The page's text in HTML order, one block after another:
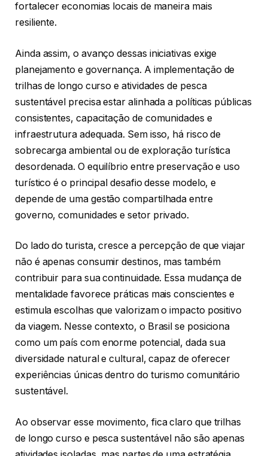
fortalecer economias locais de maneira mais
resiliente.
Ainda assim, o avanço dessas iniciativas exige
planejamento e governança. A implementação de
trilhas de longo curso e atividades de pesca
sustentável precisa estar alinhada a políticas públicas
consistentes, capacitação de comunidades e
infraestrutura adequada. Sem isso, há risco de
sobrecarga ambiental ou de exploração turística
desordenada. O equilíbrio entre preservação e uso
turístico é o principal desafio desse modelo, e
depende de uma gestão compartilhada entre
governo, comunidades e setor privado.
Do lado do turista, cresce a percepção de que viajar
não é apenas consumir destinos, mas também
contribuir para sua continuidade. Essa mudança de
mentalidade favorece práticas mais conscientes e
estimula escolhas que valorizam o impacto positivo
da viagem. Nesse contexto, o Brasil se posiciona
como um país com enorme potencial, dada sua
diversidade natural e cultural, capaz de oferecer
experiências únicas dentro do turismo comunitário
sustentável.
Ao observar esse movimento, fica claro que trilhas
de longo curso e pesca sustentável não são apenas